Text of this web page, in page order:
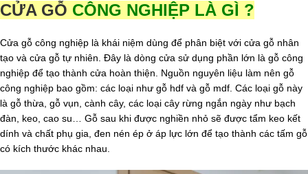
CỬA GỖ CÔNG NGHIỆP LÀ GÌ ?
Cửa gỗ công nghiệp là khái niệm dùng để phân biệt với cửa gỗ nhân
tạo và cửa gỗ tự nhiên. Đây là dòng cửa sử dụng phần lớn là gỗ công
nghiệp để tạo thành cửa hoàn thiện. Nguồn nguyên liệu làm nên gỗ
công nghiệp bao gồm: các loại như gỗ hdf và gỗ mdf. Các loại gỗ này
là gỗ thừa, gỗ vụn, cành cây, các loại cây rừng ngắn ngày như bạch
đàn, keo, cao su… Gỗ sau khi được nghiền nhỏ sẽ được tẩm keo kết
dính và chất phụ gia, đen nén ép ở áp lực lớn để tạo thành các tấm gỗ
có kích thước khác nhau.